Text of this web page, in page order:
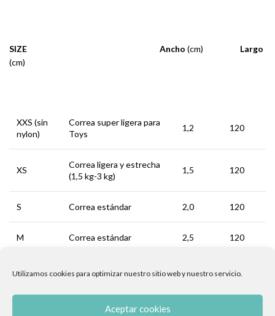
Utilizamos cookies para optimizar nuestro sitio web y nuestro servicio.
Aceptar cookies
SIZE Ancho (cm) Largo
(cm)
XXS (sin
nylon)
Correa super ligera para
Toys
1,2 120
XS
Correa ligera y estrecha
(1,5 kg-3 kg)
1,5 120
S Correa estándar 2,0 120
M Correa estándar 2,5 120
L
urbanos
4,0 40
Correa de adiestramiento